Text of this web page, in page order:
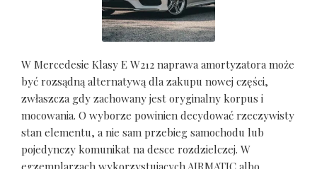
W Mercedesie Klasy E W212 naprawa amortyzatora może
być rozsądną alternatywą dla zakupu nowej części,
zwłaszcza gdy zachowany jest oryginalny korpus i
mocowania. O wyborze powinien decydować rzeczywisty
stan elementu, a nie sam przebieg samochodu lub
pojedynczy komunikat na desce rozdzielczej. W
egzemplarzach wykorzystujących AIRMATIC albo